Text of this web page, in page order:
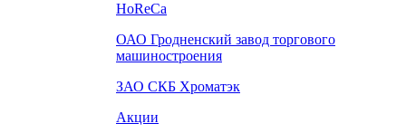
HoReCa
ОАО Гродненский завод торгового
машиностроения
ЗАО СКБ Хроматэк
Акции